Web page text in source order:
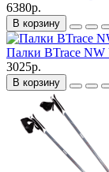
6380р.
В корзину
Палки BTrace NW
3025р.
В корзину